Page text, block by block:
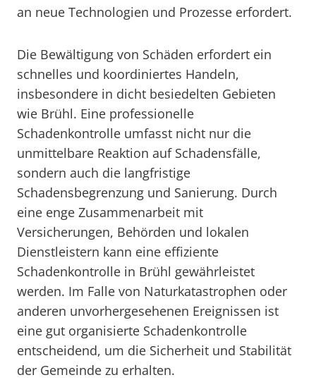
an neue Technologien und Prozesse erfordert.
Die Bewältigung von Schäden erfordert ein
schnelles und koordiniertes Handeln,
insbesondere in dicht besiedelten Gebieten
wie Brühl. Eine professionelle
Schadenkontrolle umfasst nicht nur die
unmittelbare Reaktion auf Schadensfälle,
sondern auch die langfristige
Schadensbegrenzung und Sanierung. Durch
eine enge Zusammenarbeit mit
Versicherungen, Behörden und lokalen
Dienstleistern kann eine effiziente
Schadenkontrolle in Brühl gewährleistet
werden. Im Falle von Naturkatastrophen oder
anderen unvorhergesehenen Ereignissen ist
eine gut organisierte Schadenkontrolle
entscheidend, um die Sicherheit und Stabilität
der Gemeinde zu erhalten.